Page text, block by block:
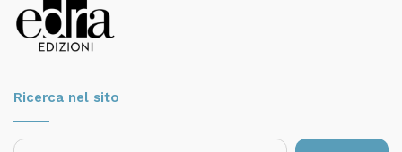
Ricerca nel sito
Ricerca